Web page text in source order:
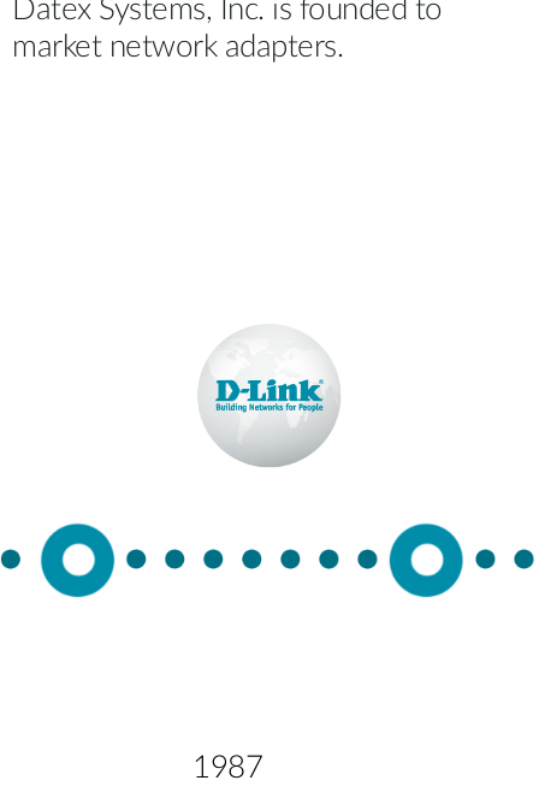
Datex Systems, Inc. is founded to
market network adapters.
1987